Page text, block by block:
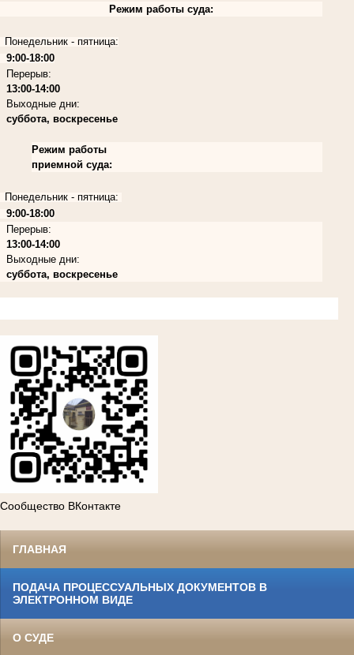
Режим работы суда:
Понедельник - пятница:
9:00-18:00
Перерыв:
13:00-14:00
Выходные дни:
суббота, воскресенье
Режим работы
приемной суда:
Понедельник - пятница:
9:00-18:00
Перерыв:
13:00-14:00
Выходные дни:
суббота, воскресенье
Сообщество ВКонтакте
ГЛАВНАЯ
ПОДАЧА ПРОЦЕССУАЛЬНЫХ ДОКУМЕНТОВ В
ЭЛЕКТРОННОМ ВИДЕ
О СУДЕ